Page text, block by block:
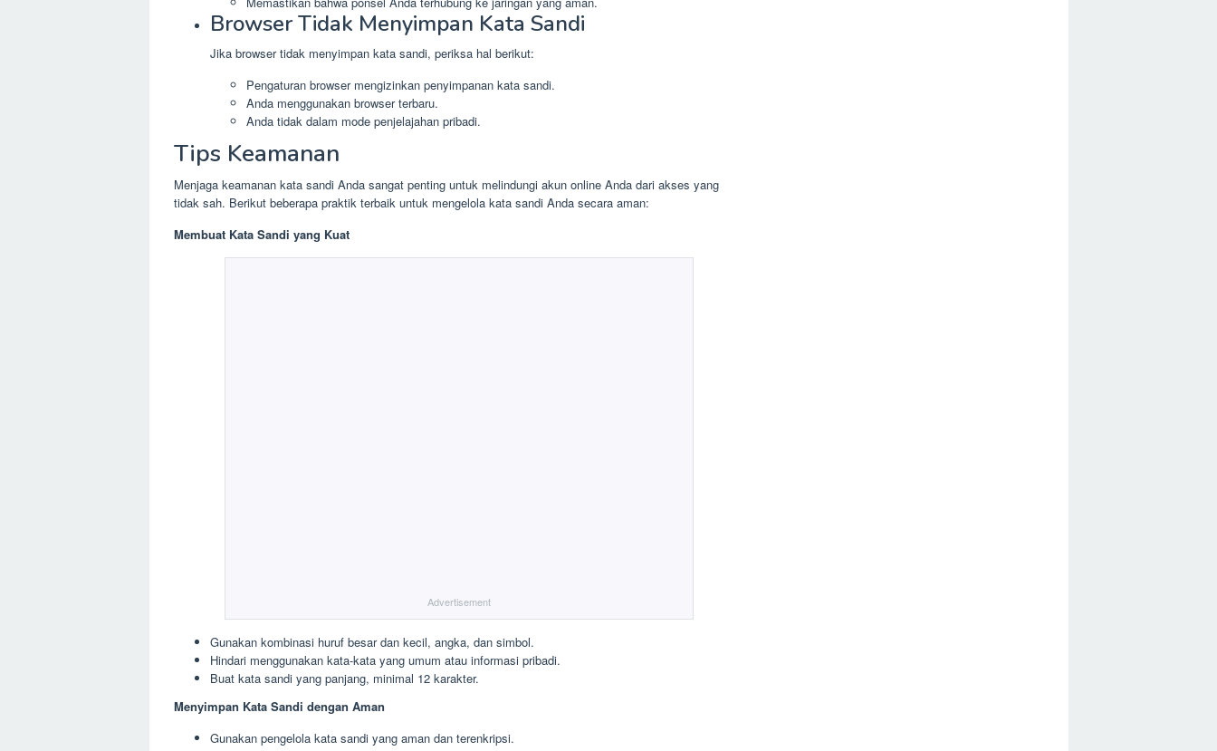
Browser Tidak Menyimpan Kata Sandi
Jika browser tidak menyimpan kata sandi, periksa hal berikut:
Pengaturan browser mengizinkan penyimpanan kata sandi.
Anda menggunakan browser terbaru.
Anda tidak dalam mode penjelajahan pribadi.
Tips Keamanan
Menjaga keamanan kata sandi Anda sangat penting untuk melindungi akun online Anda dari akses yang
tidak sah. Berikut beberapa praktik terbaik untuk mengelola kata sandi Anda secara aman:
Membuat Kata Sandi yang Kuat
Advertisement
Gunakan kombinasi huruf besar dan kecil, angka, dan simbol.
Hindari menggunakan kata-kata yang umum atau informasi pribadi.
Buat kata sandi yang panjang, minimal 12 karakter.
Menyimpan Kata Sandi dengan Aman
Gunakan pengelola kata sandi yang aman dan terenkripsi.